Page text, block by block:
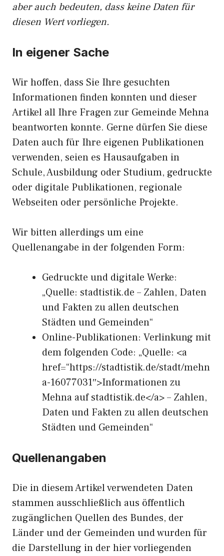
aber auch bedeuten, dass keine Daten für
diesen Wert vorliegen.
In eigener Sache
Wir hoffen, dass Sie Ihre gesuchten
Informationen finden konnten und dieser
Artikel all Ihre Fragen zur Gemeinde Mehna
beantworten konnte. Gerne dürfen Sie diese
Daten auch für Ihre eigenen Publikationen
verwenden, seien es Hausaufgaben in
Schule, Ausbildung oder Studium, gedruckte
oder digitale Publikationen, regionale
Webseiten oder persönliche Projekte.
Wir bitten allerdings um eine
Quellenangabe in der folgenden Form:
Gedruckte und digitale Werke:
„Quelle: stadtistik.de – Zahlen, Daten
und Fakten zu allen deutschen
Städten und Gemeinden“
Online-Publikationen: Verlinkung mit
dem folgenden Code: „Quelle: <a
href=“https://stadtistik.de/stadt/mehn
a-16077031″>Informationen zu
Mehna auf stadtistik.de</a> – Zahlen,
Daten und Fakten zu allen deutschen
Städten und Gemeinden“
Quellenangaben
Die in diesem Artikel verwendeten Daten
stammen ausschließlich aus öffentlich
zugänglichen Quellen des Bundes, der
Länder und der Gemeinden und wurden für
die Darstellung in der hier vorliegenden